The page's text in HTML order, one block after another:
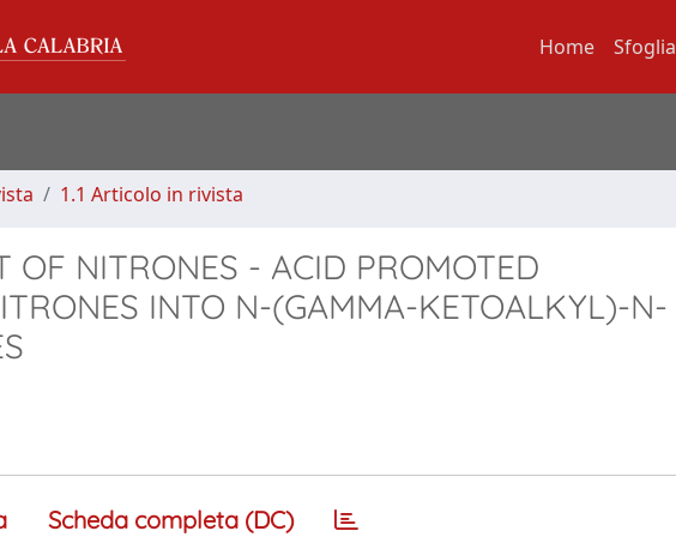
Home Sfoglia
1.1 Articolo in rivista
OF NITRONES - ACID PROMOTED
INTO N-(GAMMA-KETOALKYL)-N-
Scheda completa (DC)